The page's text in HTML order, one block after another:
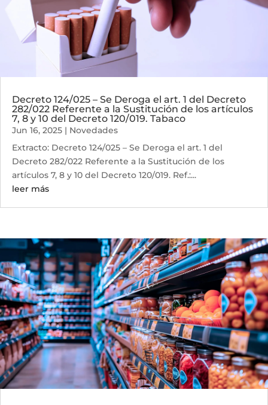
Decreto 124/025 – Se Deroga el art. 1 del Decreto
282/022 Referente a la Sustitución de los artículos
7, 8 y 10 del Decreto 120/019. Tabaco
Jun 16, 2025 | Novedades
Extracto: Decreto 124/025 – Se Deroga el art. 1 del
Decreto 282/022 Referente a la Sustitución de los
artículos 7, 8 y 10 del Decreto 120/019. Ref.:...
leer más